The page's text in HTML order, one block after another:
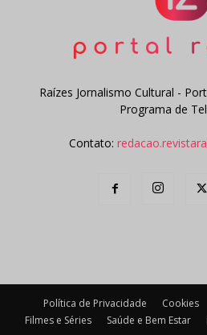
Raízes Jornalismo Cultural -
Programa de
Contato:
Política de Privacidade Cookies
Filmes e Séries
Saúde e Bem Estar